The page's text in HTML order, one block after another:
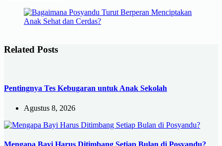
Related Posts
Pentingnya Tes Kebugaran untuk Anak Sekolah
Agustus 8, 2026
Mengapa Bayi Harus Ditimbang Setiap Bulan di Posyandu?